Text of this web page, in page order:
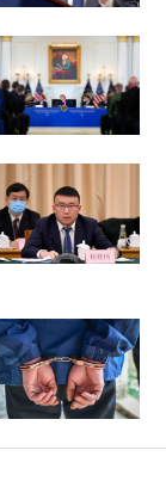
，从法制层
，提高法律约
执行、可监督
发展中小企
协调推进。在
政税收等难题
穿全面深化
持体系。一
专项信贷支
金融机构差异